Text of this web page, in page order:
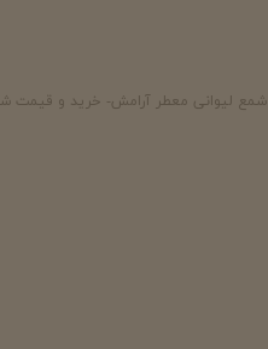
شمع لیوانی معطر آرامش- خرید و قیمت